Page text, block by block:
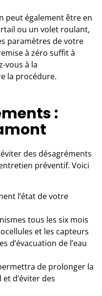
peut également être en
ou un volet roulant,
paramètres de votre
à zéro suffit à
vous à la
la procédure.
:
des désagréments
préventif. Voici
l’état de votre
tous les six mois
et les capteurs
d’évacuation de l’eau
de prolonger la
d’éviter des